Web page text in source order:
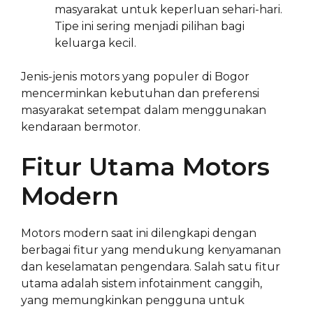
masyarakat untuk keperluan sehari-hari.
Tipe ini sering menjadi pilihan bagi
keluarga kecil.
Jenis-jenis motors yang populer di Bogor
mencerminkan kebutuhan dan preferensi
masyarakat setempat dalam menggunakan
kendaraan bermotor.
Fitur Utama Motors
Modern
Motors modern saat ini dilengkapi dengan
berbagai fitur yang mendukung kenyamanan
dan keselamatan pengendara. Salah satu fitur
utama adalah sistem infotainment canggih,
yang memungkinkan pengguna untuk